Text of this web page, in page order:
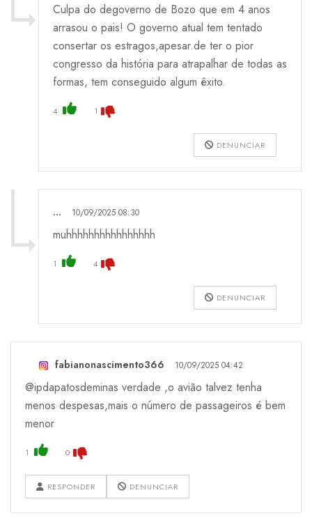
Culpa do degoverno de Bozo que em 4 anos
arrasou o pais! O governo atual tem tentado
consertar os estragos,apesar.de ter o pior
congresso da história para atrapalhar de todas as
formas, tem conseguido algum êxito.
4 1
DENUNCIAR
... 10/09/2025 08:30
muhhhhhhhhhhhhhhhh
1 4
DENUNCIAR
fabianonascimento366 10/09/2025 04:42
@ipdapatosdeminas verdade ,o avião talvez tenha
menos despesas,mais o número de passageiros é bem
menor
1 0
RESPONDER DENUNCIAR